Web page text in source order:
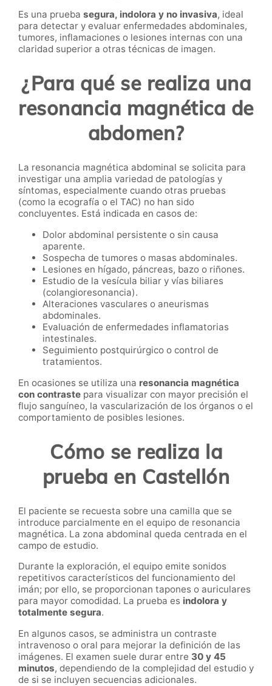
Es una prueba segura, indolora y no invasiva, ideal
para detectar y evaluar enfermedades abdominales,
tumores, inflamaciones o lesiones internas con una
claridad superior a otras técnicas de imagen.
¿Para qué se realiza una
resonancia magnética de
abdomen?
La resonancia magnética abdominal se solicita para
investigar una amplia variedad de patologías y
síntomas, especialmente cuando otras pruebas
(como la ecografía o el TAC) no han sido
concluyentes. Está indicada en casos de:
Dolor abdominal persistente o sin causa
aparente.
Sospecha de tumores o masas abdominales.
Lesiones en hígado, páncreas, bazo o riñones.
Estudio de la vesícula biliar y vías biliares
(colangioresonancia).
Alteraciones vasculares o aneurismas
abdominales.
Evaluación de enfermedades inflamatorias
intestinales.
Seguimiento postquirúrgico o control de
tratamientos.
En ocasiones se utiliza una resonancia magnética
con contraste para visualizar con mayor precisión el
flujo sanguíneo, la vascularización de los órganos o el
comportamiento de posibles lesiones.
Cómo se realiza la
prueba en Castellón
El paciente se recuesta sobre una camilla que se
introduce parcialmente en el equipo de resonancia
magnética. La zona abdominal queda centrada en el
campo de estudio.
Durante la exploración, el equipo emite sonidos
repetitivos característicos del funcionamiento del
imán; por ello, se proporcionan tapones o auriculares
para mayor comodidad. La prueba es indolora y
totalmente segura.
En algunos casos, se administra un contraste
intravenoso o oral para mejorar la definición de las
imágenes. El examen suele durar entre 30 y 45
minutos, dependiendo de la complejidad del estudio y
de si se incluyen secuencias adicionales.